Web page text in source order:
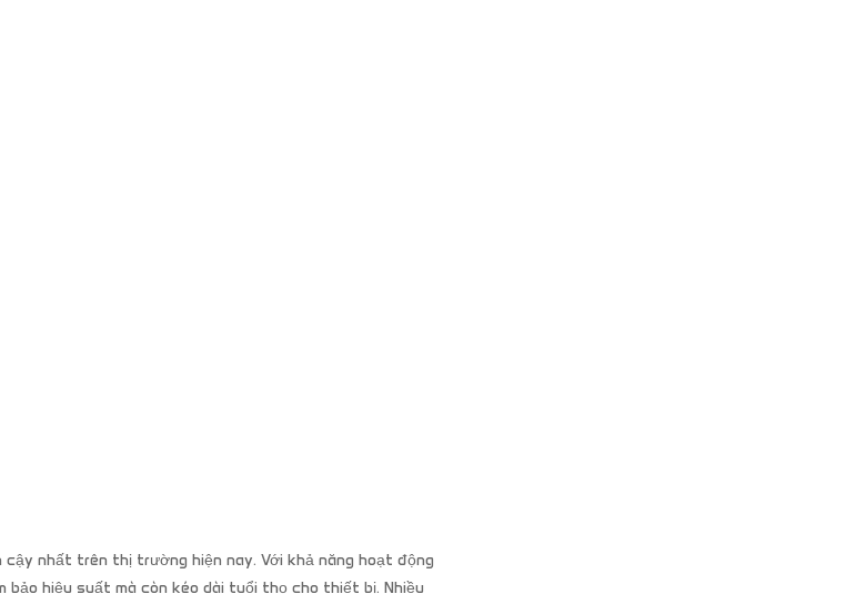
nhất trên thị trường hiện nay. Với khả năng hoạt động
hiệu suất mà còn kéo dài tuổi thọ cho thiết bị. Nhiều